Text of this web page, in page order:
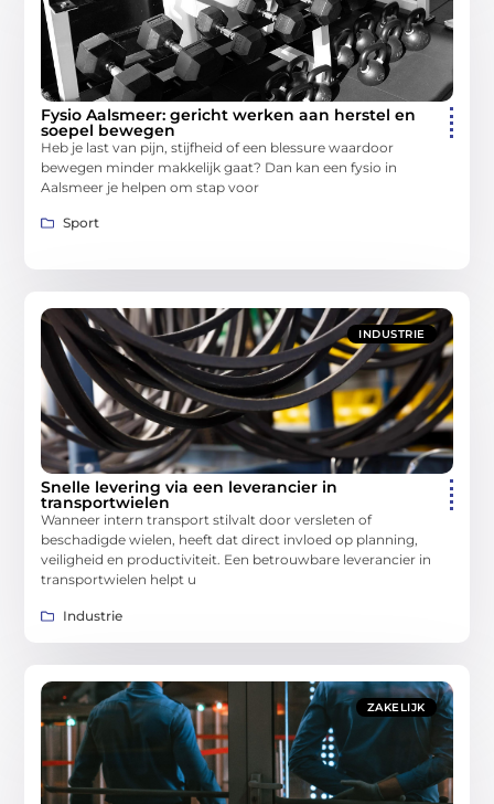
Fysio Aalsmeer: gericht werken aan herstel en
soepel bewegen
Heb je last van pijn, stijfheid of een blessure waardoor
bewegen minder makkelijk gaat? Dan kan een fysio in
Aalsmeer je helpen om stap voor
Sport
INDUSTRIE
Snelle levering via een leverancier in
transportwielen
Wanneer intern transport stilvalt door versleten of
beschadigde wielen, heeft dat direct invloed op planning,
veiligheid en productiviteit. Een betrouwbare leverancier in
transportwielen helpt u
Industrie
ZAKELIJK